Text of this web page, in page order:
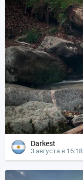
Darkest
3 августа в 16:18